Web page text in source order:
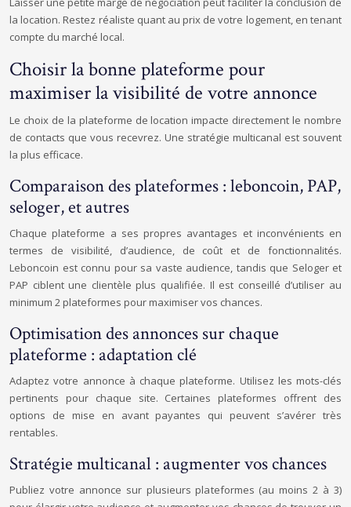
la location. Restez réaliste quant au prix de votre logement, en tenant
compte du marché local.
Choisir la bonne plateforme pour
maximiser la visibilité de votre annonce
Le choix de la plateforme de location impacte directement le nombre
de contacts que vous recevrez. Une stratégie multicanal est souvent
la plus efficace.
Comparaison des plateformes : leboncoin, PAP,
seloger, et autres
Chaque plateforme a ses propres avantages et inconvénients en
termes de visibilité, d’audience, de coût et de fonctionnalités.
Leboncoin est connu pour sa vaste audience, tandis que Seloger et
PAP ciblent une clientèle plus qualifiée. Il est conseillé d’utiliser au
minimum 2 plateformes pour maximiser vos chances.
Optimisation des annonces sur chaque
plateforme : adaptation clé
Adaptez votre annonce à chaque plateforme. Utilisez les mots-clés
pertinents pour chaque site. Certaines plateformes offrent des
options de mise en avant payantes qui peuvent s’avérer très
rentables.
Stratégie multicanal : augmenter vos chances
Publiez votre annonce sur plusieurs plateformes (au moins 2 à 3)